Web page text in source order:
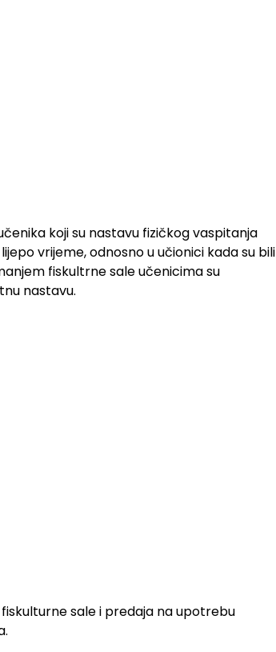
koji su nastavu fizičkog vaspitanja
vrijeme, odnosno u učionici kada su bili
fiskultrne sale učenicima su
nastavu.
sale i predaja na upotrebu